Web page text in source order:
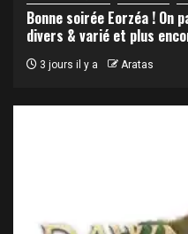
Bonne soirée Eorzéa !
divers & varié et plus
3 jours il y a Aratas